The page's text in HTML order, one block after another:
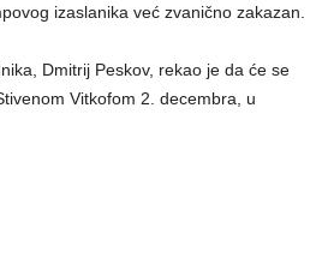
izaslanika već zvanično zakazan.
Dmitrij Peskov, rekao je da će se
Vitkofom 2. decembra, u